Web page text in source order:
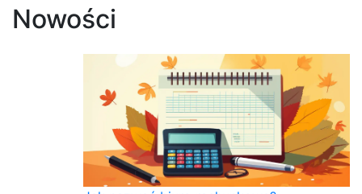
Nowości